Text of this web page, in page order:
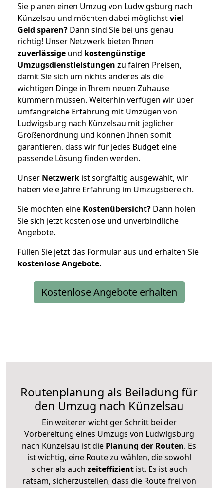
Sie planen einen Umzug von Ludwigsburg nach
Künzelsau und möchten dabei möglichstviel
Geld sparen? Dann sind Sie bei uns genau
richtig! Unser Netzwerk bieten Ihnen
zuverlässige und kostengünstige
Umzugsdienstleistungen zu fairen Preisen,
damit Sie sich um nichts anderes als die
wichtigen Dinge in Ihrem neuen Zuhause
kümmern müssen. Weiterhin verfügen wir über
umfangreiche Erfahrung mit Umzügen von
Ludwigsburg nach Künzelsau mit jeglicher
Größenordnung und können Ihnen somit
garantieren, dass wir für jedes Budget eine
passende Lösung finden werden.
Unser Netzwerk ist sorgfältig ausgewählt, wir
haben viele Jahre Erfahrung im Umzugsbereich.
Sie möchten eine Kostenübersicht? Dann holen
Sie sich jetzt kostenlose und unverbindliche
Angebote.
Füllen Sie jetzt das Formular aus und erhalten Sie
kostenloseAngebote.
Kostenlose Angebote erhalten
Routenplanung als Beiladung für
den Umzug nach Künzelsau
Ein weiterer wichtiger Schritt bei der
Vorbereitung eines Umzugs von Ludwigsburg
nach Künzelsau ist die Planung der Routen. Es
ist wichtig, eine Route zu wählen, die sowohl
sicher als auch zeiteffizientist. Es ist auch
ratsam, sicherzustellen, dass die Route frei von